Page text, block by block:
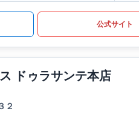
公式サイト
ドゥラサンテ本店
２